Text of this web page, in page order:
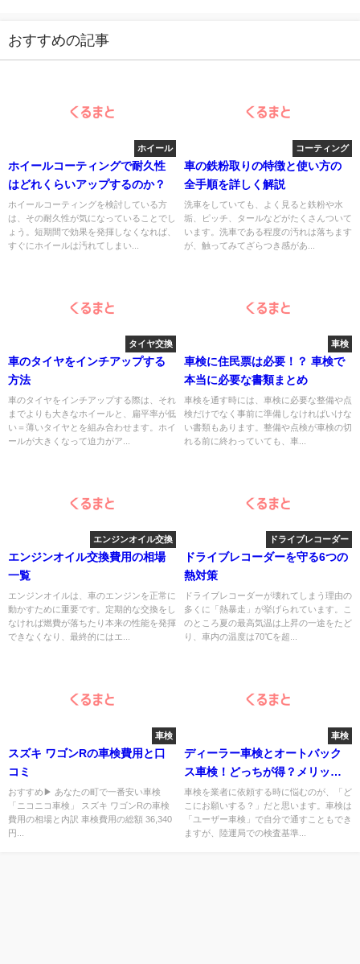
おすすめの記事
ホイール
ホイールコーティングで耐久性
はどれくらいアップするのか？
ホイールコーティングを検討している方
は、その耐久性が気になっていることでし
ょう。短期間で効果を発揮しなくなれば、
すぐにホイールは汚れてしまい...
コーティング
車の鉄粉取りの特徴と使い方の
全手順を詳しく解説
洗車をしていても、よく見ると鉄粉や水
垢、ピッチ、タールなどがたくさんついて
います。洗車である程度の汚れは落ちます
が、触ってみてざらつき感があ...
タイヤ交換
車のタイヤをインチアップする
方法
車のタイヤをインチアップする際は、それ
までよりも大きなホイールと、扁平率が低
い＝薄いタイヤとを組み合わせます。ホイ
ールが大きくなって迫力がア...
車検
車検に住民票は必要！？ 車検で
本当に必要な書類まとめ
車検を通す時には、車検に必要な整備や点
検だけでなく事前に準備しなければいけな
い書類もあります。整備や点検が車検の切
れる前に終わっていても、車...
エンジンオイル交換
エンジンオイル交換費用の相場
一覧
エンジンオイルは、車のエンジンを正常に
動かすために重要です。定期的な交換をし
なければ燃費が落ちたり本来の性能を発揮
できなくなり、最終的にはエ...
ドライブレコーダー
ドライブレコーダーを守る6つの
熱対策
ドライブレコーダーが壊れてしまう理由の
多くに「熱暴走」が挙げられています。こ
のところ夏の最高気温は上昇の一途をたど
り、車内の温度は70℃を超...
車検
スズキ ワゴンRの車検費用と口
コミ
おすすめ▶︎ あなたの町で一番安い車検
「ニコニコ車検」 スズキ ワゴンRの車検
費用の相場と内訳 車検費用の総額 36,340
円...
車検
ディーラー車検とオートバック
ス車検！どっちが得？メリッ
ト・デメリットは？
車検を業者に依頼する時に悩むのが、「ど
こにお願いする？」だと思います。車検は
「ユーザー車検」で自分で通すこともでき
ますが、陸運局での検査基準...